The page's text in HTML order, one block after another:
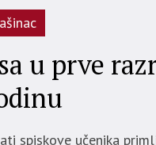
u prve
spiskove učenika